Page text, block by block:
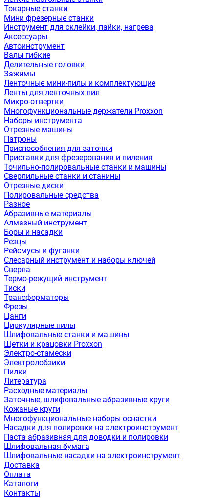
Токарные станки
Мини фрезерные станки
Инструмент для склейки, пайки, нагрева
Аксессуары
Автоинструмент
Валы гибкие
Делительные головки
Зажимы
Ленточные мини-пилы и комплектующие
Ленты для ленточных пил
Микро-отвертки
Многофункциональные держатели Proxxon
Наборы инструмента
Отрезные машины
Патроны
Приспособления для заточки
Приставки для фрезерования и пиления
Точильно-полировальные станки и машины
Сверлильные станки и станины
Отрезные диски
Полировальные средства
Разное
Абразивные материалы
Алмазный инструмент
Боры и насадки
Резцы
Рейсмусы и фуганки
Слесарный инструмент и наборы ключей
Сверла
Термо-режущий инструмент
Тиски
Трансформаторы
Фрезы
Цанги
Циркулярные пилы
Шлифовальные станки и машины
Щетки и крацовки Proxxon
Электро-стамески
Электролобзики
Пилки
Литература
Расходные материалы
Заточные, шлифовальные абразивные круги
Кожаные круги
Многофункциональные наборы оснастки
Насадки для полировки на электроинструмент
Паста абразивная для доводки и полировки
Шлифовальная бумага
Шлифовальные насадки на электроинструмент
Доставка
Оплата
Каталоги
Контакты